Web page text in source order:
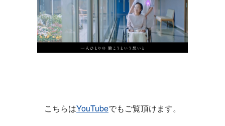
こちらはYouTubeでもご覧頂けます。